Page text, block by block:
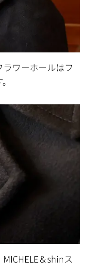
ワーホールはフ
＆shinス